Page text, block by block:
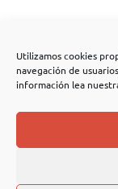
Utilizamos cookies
navegación de
información lea